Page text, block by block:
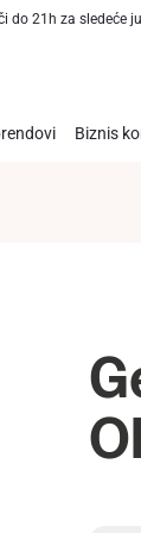
do 21h za sledeće
Biznis